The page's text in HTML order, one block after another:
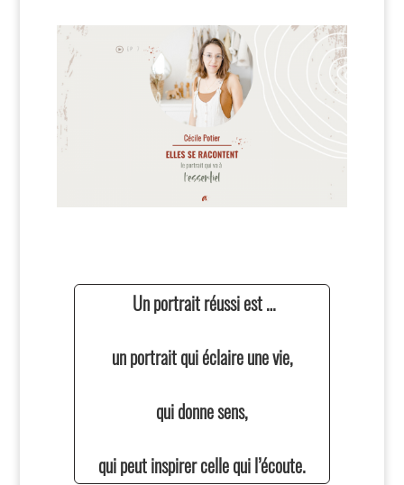
Un portrait réussi est …
un portrait qui éclaire une vie,
qui donne sens,
qui peut inspirer celle qui l’écoute.